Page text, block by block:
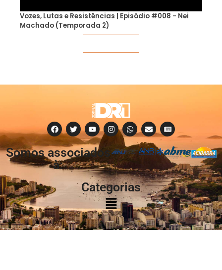
Vozes, Lutas e Resistências | Episódio #008 - Nei
Machado (Temporada 2)
Somos associados
à:
Categorias